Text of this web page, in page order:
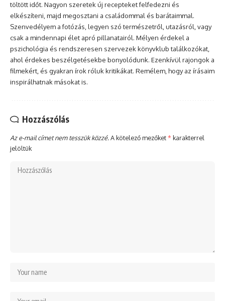
töltött időt. Nagyon szeretek új recepteket felfedezni és
elkészíteni, majd megosztani a családommal és barátaimmal.
Szenvedélyem a fotózás, legyen szó természetről, utazásról, vagy
csak a mindennapi élet apró pillanatairól. Mélyen érdekel a
pszichológia és rendszeresen szervezek könyvklub találkozókat,
ahol érdekes beszélgetésekbe bonyolódunk. Ezenkívül rajongok a
filmekért, és gyakran írok róluk kritikákat. Remélem, hogy az írásaim
inspirálhatnak másokat is.
Hozzászólás
Az e-mail címet nem tesszük közzé.A kötelező mezőket* karakterrel
jelöltük